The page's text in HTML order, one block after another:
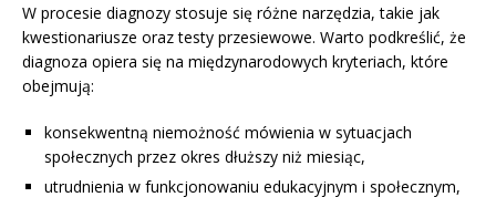
W procesie diagnozy stosuje się różne narzędzia, takie jak
kwestionariusze oraz testy przesiewowe. Warto podkreślić, że
diagnoza opiera się na międzynarodowych kryteriach, które
obejmują:
konsekwentną niemożność mówienia w sytuacjach
społecznych przez okres dłuższy niż miesiąc,
utrudnienia w funkcjonowaniu edukacyjnym i społecznym,